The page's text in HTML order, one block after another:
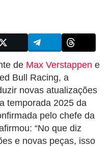
de Max Verstappen e
Bull Racing, a
novas atualizações
temporada 2025 da
pelo chefe da
“No que diz
e novas peças, isso